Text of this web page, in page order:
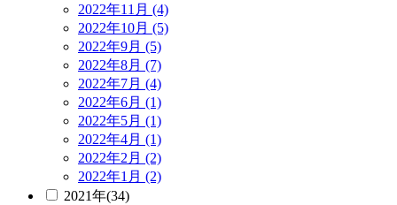
2022年11月 (4)
2022年10月 (5)
2022年9月 (5)
2022年8月 (7)
2022年7月 (4)
2022年6月 (1)
2022年5月 (1)
2022年4月 (1)
2022年2月 (2)
2022年1月 (2)
2021年(34)